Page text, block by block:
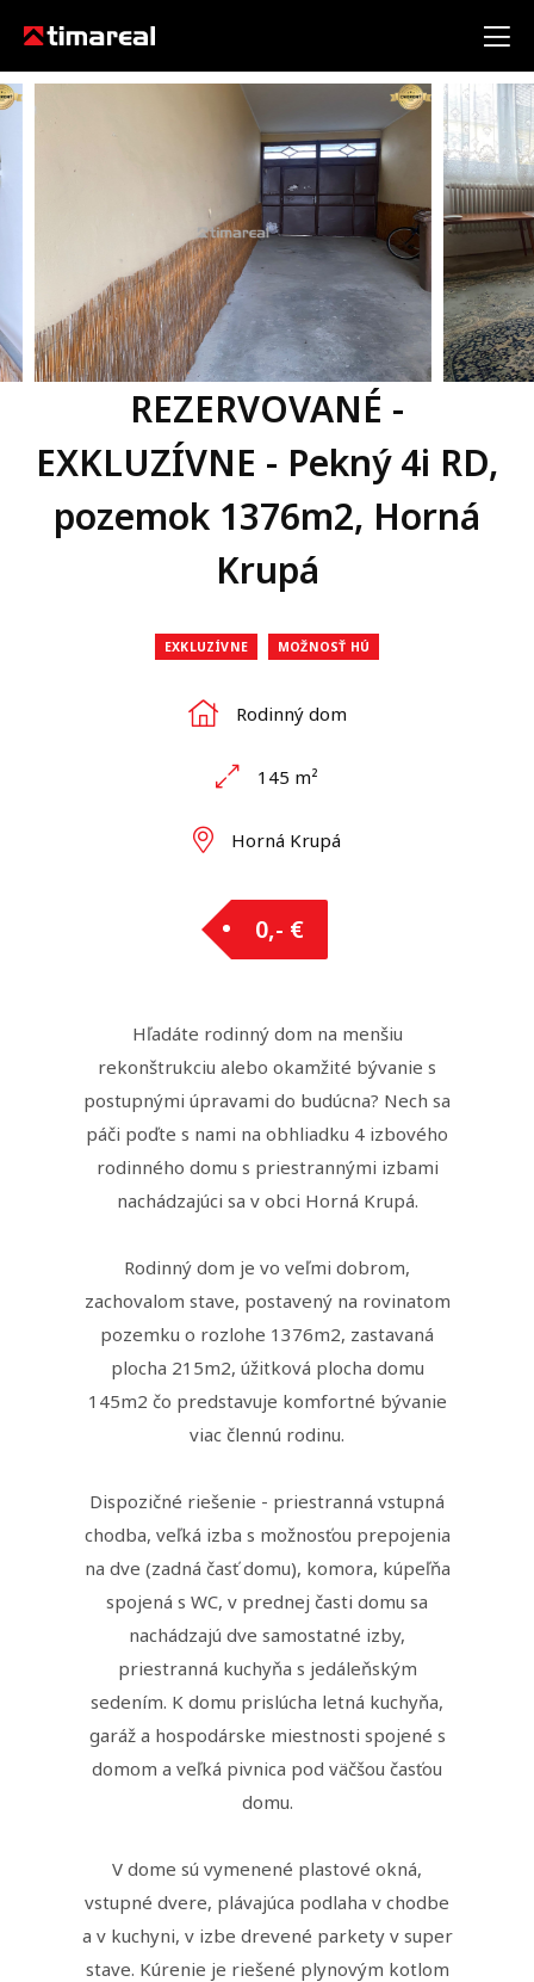
REZERVOVANÉ -
EXKLUZÍVNE - Pekný 4i RD,
pozemok 1376m2, Horná
Krupá
EXKLUZÍVNE MOŽNOSŤ HÚ
Rodinný dom
145 m²
Horná Krupá
0,- €
Hľadáte rodinný dom na menšiu
rekonštrukciu alebo okamžité bývanie s
postupnými úpravami do budúcna? Nech sa
páči poďte s nami na obhliadku 4 izbového
rodinného domu s priestrannými izbami
nachádzajúci sa v obci Horná Krupá.
Rodinný dom je vo veľmi dobrom,
zachovalom stave, postavený na rovinatom
pozemku o rozlohe 1376m2, zastavaná
plocha 215m2, úžitková plocha domu
145m2 čo predstavuje komfortné bývanie
viac člennú rodinu.
Dispozičné riešenie - priestranná vstupná
chodba, veľká izba s možnosťou prepojenia
na dve (zadná časť domu), komora, kúpeľňa
spojená s WC, v prednej časti domu sa
nachádzajú dve samostatné izby,
priestranná kuchyňa s jedáleňským
sedením. K domu prislúcha letná kuchyňa,
garáž a hospodárske miestnosti spojené s
domom a veľká pivnica pod väčšou časťou
domu.
V dome sú vymenené plastové okná,
vstupné dvere, plávajúca podlaha v chodbe
a v kuchyni, v izbe drevené parkety v super
stave. Kúrenie je riešené plynovým kotlom